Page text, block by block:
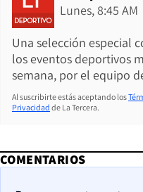
Lunes, 8:45 AM
Una selección especial
los eventos deportivos
semana, por el equipo
Al suscribirte estás aceptando los
Privacidad de La Tercera.
COMENTARIOS